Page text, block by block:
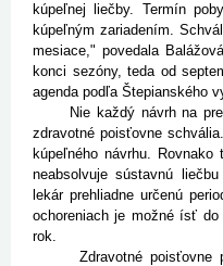
kúpeľnej liečby. Termín
kúpeľným zariadením.
mesiace," povedala
konci sezóny, teda od
agenda podľa Štepianského
Nie každý návrh na
zdravotné poisťovne
kúpeľného návrhu.
neabsolvuje sústavnú
lekár prehliadne určenú
ochoreniach je možné ísť
rok.
Zdravotné poisťovne